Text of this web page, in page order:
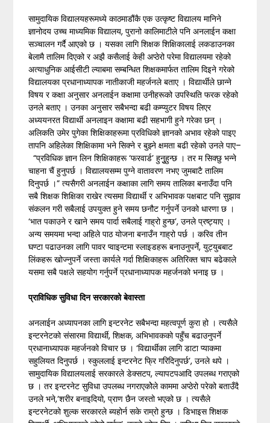
सामुदायिक विद्यालयहरूमध्ये काठमाडौंकै एक उत्कृष्ट विद्यालय मानिने
ज्ञानोदय उच्च माध्यमिक विद्यालय, पुरानो कालिमाटीले पनि अनलाईन कक्षा
सञ्चालन गर्दै आएको छ । यसका लागि शिक्षक शिक्षिकालाई लकडाउनका
बेलामै तालिम दिएको र अझै कसैलाई केही अप्ठेरो परेमा विद्यालयमा रहेको
अत्याधुनिक आईसीटी ल्याबमा सम्बन्धित शिक्षकमार्फत तालिम दिइने गरेको
विद्यालयका प्रधानाध्यापक नातीकाजी महर्जनले बताए । विद्यार्थीले छान्ने
विषय र कक्षा अनुसार अनलाईन कक्षामा उनीहरूको उपस्थिति फरक रहेको
उनले बताए । उनका अनुसार सबैभन्दा बढी कम्प्युटर विषय लिएर
अध्ययनरत विद्यार्थी अनलाइन कक्षामा बढी सहभागी हुने गरेका छन् ।
अलिकति उमेर पुगेका शिक्षिकाहरूमा प्रविधिको ज्ञानको अभाव रहेको पाइए
तापनि अहिलेका शिक्षिकामा भने सिक्ने र बुझ्ने क्षमता बढी रहेको उनले पाए–
“प्रविधिक ज्ञान लिन शिक्षिकाहरू ‘फरवार्ड’ हुनुुहुन्छ । तर म सिक्छु भन्ने
चाहना चैं हुनुपर्छ । विद्यालयसम्म पुग्ने वातावरण नभए जुमबाटै तालिम
दिनुपर्छ ।” त्यसैगरी अनलाईन कक्षाका लागि समय तालिका बनाउँदा पनि
सबै शिक्षक शिक्षिका राखेर त्यसमा विद्यार्थी र अभिभावक पक्षबाट पनि सुझाव
संकलन गरी सबैलाई उपयुक्त हुने समय छनौट गर्नुपर्ने उनको धारणा छ ।
‘भात पकाउने र खाने समय पार्दा सबैलाई गाह्रो हुन्छ’, उनले प्रष्ट्याए ।
अन्य समयमा भन्दा अहिले पाठ योजना बनाउँन गाह्रो पर्छ । करिव तीन
घण्टा पढाउनका लागि पावर प्वाइन्टमा स्लाइडहरू बनाउनुपर्ने, युट्युबबाट
लिंकहरू खोज्नुपर्ने जस्ता कार्यले गर्दा शिक्षिकाहरू अतिरिक्त चाप बढेकाले
यसमा सबै पक्षले सहयोग गर्नुपर्ने प्रधानाध्यापक महर्जनको भनाइ छ ।
प्राविधिक सुविधा दिन सरकारको बेवास्ता
अनलाईन अध्यापनका लागि इन्टरनेट सबैभन्दा महत्वपूर्ण कुरा हो । त्यसैले
इन्टरनेटको संसारमा विद्यार्थी, शिक्षक, अभिभावकको पहुँच बढाउनुपर्ने
प्रधानाध्यापक महर्जनको विचार छ । ‘विद्यार्थीका लागि डाटा प्याकमा
सहुलियत दिनुपर्छ । स्कुललाई इन्टरनेट फ्रि गरिदिनुपर्छ’, उनले थपे ।
सामुदायिक विद्यालयलाई सरकारले डेक्सटप, ल्यापटपआदि उपलब्ध गराएको
छ । तर इन्टरनेट सुविधा उपलब्ध नगराएकोेले काममा अप्ठेरो परेको बताउँदै
उनले भने,‘शरीर बनाइदियो, प्राण छैन जस्तो भएको छ । त्यसैले
इन्टरनेटको शुल्क सरकारले ब्यहोर्न सके राम्रो हुन्छ । डिभाइस शिक्षक